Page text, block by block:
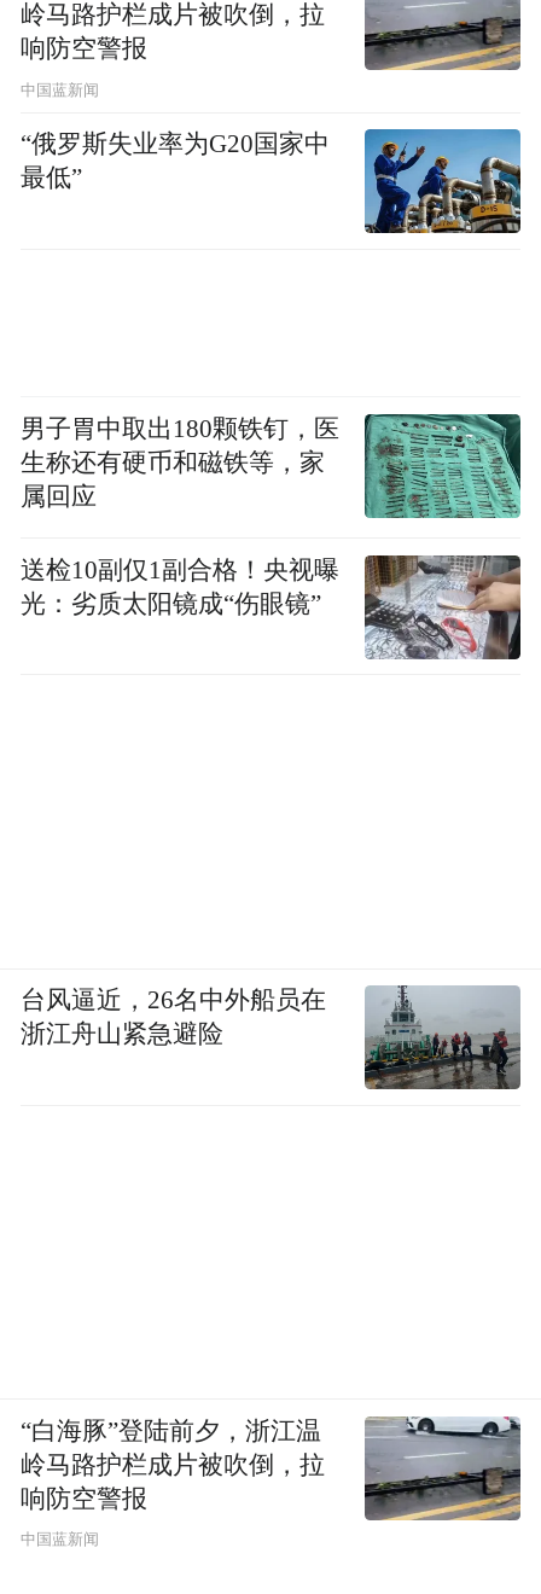
岭马路护栏成片被吹倒，拉
响防空警报
中国蓝新闻
“俄罗斯失业率为G20国家中
最低”
男子胃中取出180颗铁钉，医
生称还有硬币和磁铁等，家
属回应
送检10副仅1副合格！央视曝
光：劣质太阳镜成“伤眼镜”
台风逼近，26名中外船员在
浙江舟山紧急避险
“白海豚”登陆前夕，浙江温
岭马路护栏成片被吹倒，拉
响防空警报
中国蓝新闻